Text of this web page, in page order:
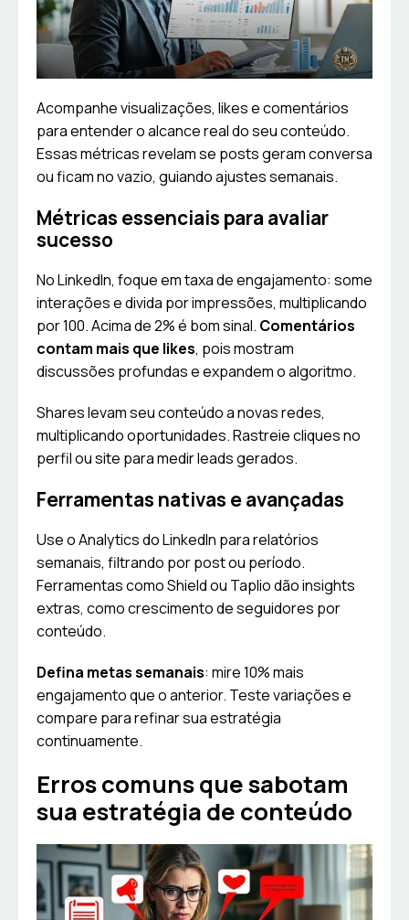
Acompanhe visualizações, likes e comentários
para entender o alcance real do seu conteúdo.
Essas métricas revelam se posts geram conversa
ou ficam no vazio, guiando ajustes semanais.
Métricas essenciais para avaliar
sucesso
No LinkedIn, foque em taxa de engajamento: some
interações e divida por impressões, multiplicando
por 100. Acima de 2% é bom sinal. Comentários
contam mais que likes, pois mostram
discussões profundas e expandem o algoritmo.
Shares levam seu conteúdo a novas redes,
multiplicando oportunidades. Rastreie cliques no
perfil ou site para medir leads gerados.
Ferramentas nativas e avançadas
Use o Analytics do LinkedIn para relatórios
semanais, filtrando por post ou período.
Ferramentas como Shield ou Taplio dão insights
extras, como crescimento de seguidores por
conteúdo.
Defina metas semanais: mire 10% mais
engajamento que o anterior. Teste variações e
compare para refinar sua estratégia
continuamente.
Erros comuns que sabotam
sua estratégia de conteúdo